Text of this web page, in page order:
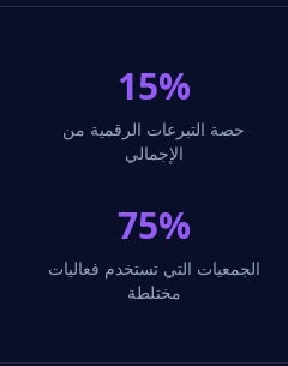
15%
حصة التبرعات الرقمية من
الإجمالي
75%
الجمعيات التي تستخدم فعاليات
مختلطة